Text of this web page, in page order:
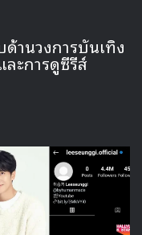
KISS พร้อมเพลง
บคในครั้งนี้กัน